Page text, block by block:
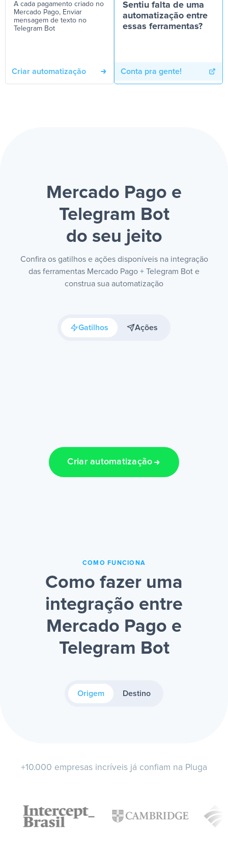
A cada pagamento criado no
Mercado Pago, Enviar
mensagem de texto no
Telegram Bot
Criar automatização
Sentiu falta de uma
automatização entre
essas ferramentas?
Conta pra gente!
Mercado Pago e
Telegram Bot
do seu jeito
Confira os gatilhos e ações disponíveis na integração
das ferramentas Mercado Pago + Telegram Bot e
construa sua automatização
Gatilhos Ações
Criar automatização
COMO FUNCIONA
Como fazer uma
integração entre
Mercado Pago e
Telegram Bot
Origem Destino
+10.000 empresas incríveis já confiam na Pluga